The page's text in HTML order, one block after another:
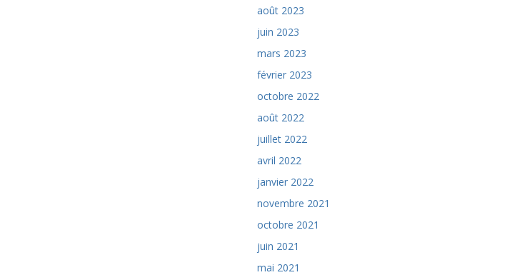
août 2023
juin 2023
mars 2023
février 2023
octobre 2022
août 2022
juillet 2022
avril 2022
janvier 2022
novembre 2021
octobre 2021
juin 2021
mai 2021